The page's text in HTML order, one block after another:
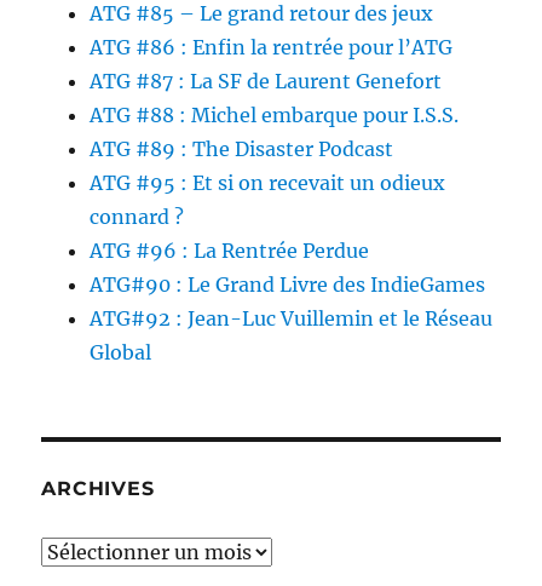
ATG #85 – Le grand retour des jeux
ATG #86 : Enfin la rentrée pour l’ATG
ATG #87 : La SF de Laurent Genefort
ATG #88 : Michel embarque pour I.S.S.
ATG #89 : The Disaster Podcast
ATG #95 : Et si on recevait un odieux
connard ?
ATG #96 : La Rentrée Perdue
ATG#90 : Le Grand Livre des IndieGames
ATG#92 : Jean-Luc Vuillemin et le Réseau
Global
ARCHIVES
Archives